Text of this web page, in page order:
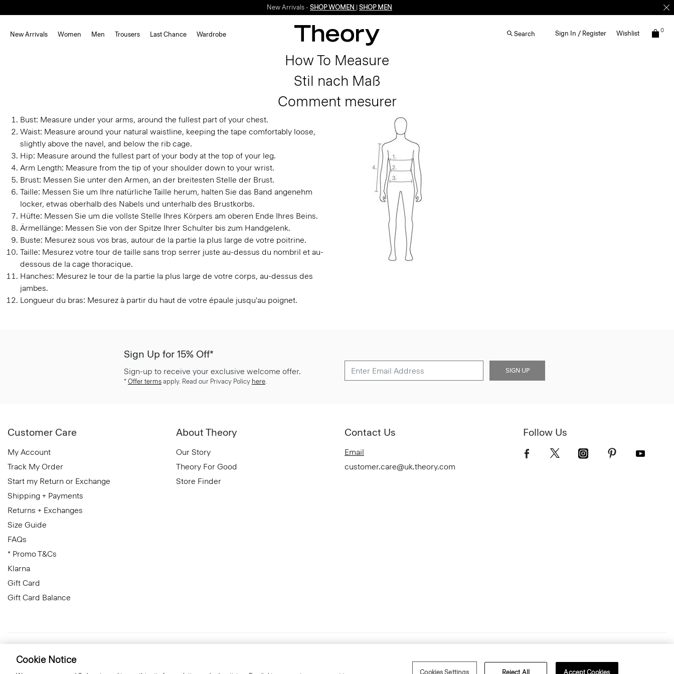
New Arrivals - SHOP WOMEN SHOP MEN
New Arrivals Women Men Trousers Last Chance Wardrobe Search Sign In / Register Wishlist 0
How To Measure
Stil nach Maß
Comment mesurer
Bust: Measure under your arms, around the fullest part of your chest.
Waist: Measure around your natural waistline, keeping the tape comfortably loose,
slightly above the navel, and below the rib cage.
Hip: Measure around the fullest part of your body at the top of your leg.
Arm Length: Measure from the tip of your shoulder down to your wrist.
Brust: Messen Sie unter den Armen, an der breitesten Stelle der Brust.
Taille: Messen Sie um Ihre natürliche Taille herum, halten Sie das Band angenehm
locker, etwas oberhalb des Nabels und unterhalb des Brustkorbs.
Hüfte: Messen Sie um die vollste Stelle Ihres Körpers am oberen Ende Ihres Beins.
Ärmellänge: Messen Sie von der Spitze Ihrer Schulter bis zum Handgelenk.
Buste: Mesurez sous vos bras, autour de la partie la plus large de votre poitrine.
Taille: Mesurez votre tour de taille sans trop serrer juste au-dessus du nombril et au-
dessous de la cage thoracique.
Hanches: Mesurez le tour de la partie la plus large de votre corps, au-dessus des
jambes.
Longueur du bras: Mesurez à partir du haut de votre épaule jusqu'au poignet.
Sign Up for 15% Off*
Sign-up to receive your exclusive welcome offer.
* Offer terms apply. Read our Privacy Policy here.
SIGN UP
Customer Care
My Account
Track My Order
Start my Return or Exchange
Shipping + Payments
Returns + Exchanges
Size Guide
FAQs
* Promo T&Cs
Klarna
Gift Card
Gift Card Balance
About Theory
Our Story
Theory For Good
Store Finder
Contact Us
Email
customer.care@uk.theory.com
Follow Us
Cookie Notice
Cookies Settings Reject All Accept Cookies